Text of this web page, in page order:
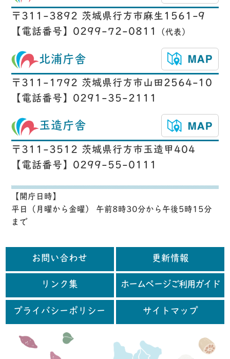
〒311-3892 茨城県行方市麻生1561-9
【電話番号】0299-72-0811
（代表）
北浦庁舎
〒311-1792 茨城県行方市山田2564-10
【電話番号】0291-35-2111
玉造庁舎
〒311-3512 茨城県行方市玉造甲404
【電話番号】0299-55-0111
【開庁日時】
平日（月曜から金曜） 午前8時30分から午後5時15分
まで
お問い合わせ 更新情報
リンク集 ホームページご利用ガイド
プライバシーポリシー サイトマップ